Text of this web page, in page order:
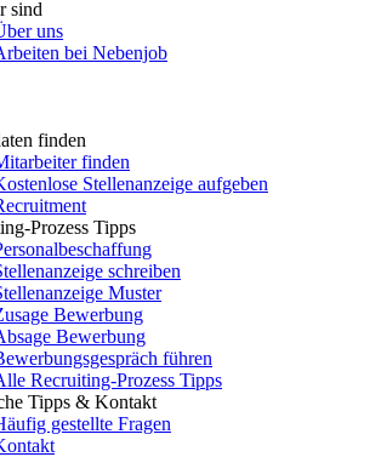
sind
uns
bei Nebenjob
finden
finden
Stellenanzeige aufgeben
Prozess Tipps
schreiben
Muster
Bewerbung
Bewerbung
führen
Recruiting-Prozess Tipps
Tipps & Kontakt
gestellte Fragen